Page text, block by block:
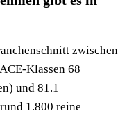
zwischen
Klassen 68
und 81.1
1.800 reine